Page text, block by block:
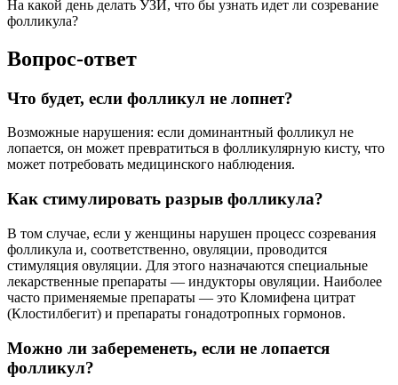
На какой день делать УЗИ, что бы узнать идет ли созревание
фолликула?
Вопрос-ответ
Что будет, если фолликул не лопнет?
Возможные нарушения: если доминантный фолликул не
лопается, он может превратиться в фолликулярную кисту, что
может потребовать медицинского наблюдения.
Как стимулировать разрыв фолликула?
В том случае, если у женщины нарушен процесс созревания
фолликула и, соответственно, овуляции, проводится
стимуляция овуляции. Для этого назначаются специальные
лекарственные препараты — индукторы овуляции. Наиболее
часто применяемые препараты — это Кломифена цитрат
(Клостилбегит) и препараты гонадотропных гормонов.
Можно ли забеременеть, если не лопается
фолликул?